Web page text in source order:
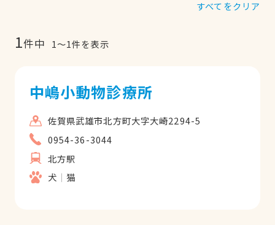
すべてをクリア
1件中 1〜1件を表示
中嶋小動物診療所
佐賀県武雄市北方町大字大崎2294-5
0954-36-3044
北方駅
犬
猫